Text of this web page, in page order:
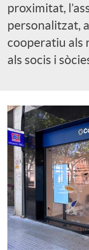
o
c
a
l
s
proximitat,
personalitzat,
cooperatiu als
als socis i